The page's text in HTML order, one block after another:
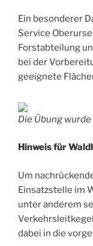
Ein besonderer
Service
Forstabteilung
bei der
geeignete
Die Übung
Hinweis für
Um
Einsatzstelle im
unter anderem
dabei in die